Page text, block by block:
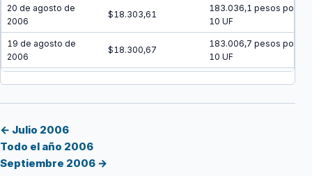
20 de agosto de
2006
$18.303,61
183.036,1 pesos por
10 UF
19 de agosto de
2006
$18.300,67
183.006,7 pesos por
10 UF
$18.297,73
2006
16 de agosto de
2006
← Julio 2006
Todo el año 2006
Septiembre 2006 →